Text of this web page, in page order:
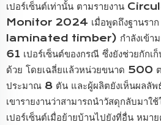
เปอร์เซ็นต์เท่านั้น ตามรายงาน
Monitor 2024 เมื่อพูดถึงฐานรา
laminated timber) กำลังเข้าม
61 เปอร์เซ็นต์ของกรณี ซึ่งยังช่วยกักเ
ด้วย โดยเฉลี่ยแล้วหน่วยขนาด 500 ต
ประมาณ 8 ตัน และผู้ผลิตยังเห็นผลลัพ
เขารายงานว่าสามารถนำวัสดุกลับมา
เปอร์เซ็นต์เมื่อย้ายบ้านไปยังที่อื่น หมา